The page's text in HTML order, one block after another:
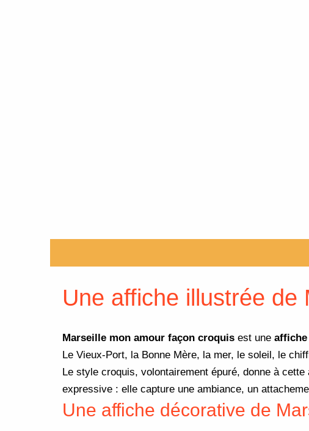
Une affiche illustrée de
Marseille mon amour façon croquis est une
Le Vieux-Port, la Bonne Mère, la mer, le soleil, le
Le style croquis, volontairement épuré, donne à
expressive : elle capture une ambiance, un
Une affiche décorative de